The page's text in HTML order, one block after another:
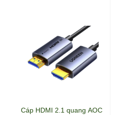
Cáp HDMI 2.1 quang AOC